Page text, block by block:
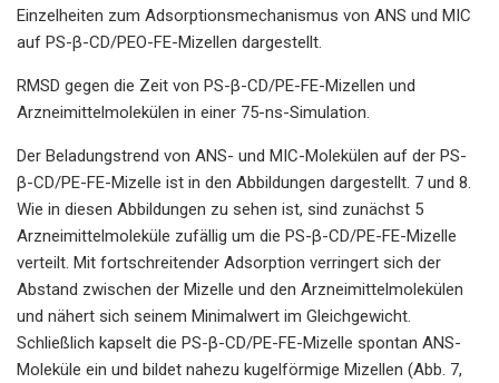
Einzelheiten zum Adsorptionsmechanismus von ANS und MIC
auf PS-β-CD/PEO-FE-Mizellen dargestellt.
RMSD gegen die Zeit von PS-β-CD/PE-FE-Mizellen und
Arzneimittelmolekülen in einer 75-ns-Simulation.
Der Beladungstrend von ANS- und MIC-Molekülen auf der PS-
β-CD/PE-FE-Mizelle ist in den Abbildungen dargestellt. 7 und 8.
Wie in diesen Abbildungen zu sehen ist, sind zunächst 5
Arzneimittelmoleküle zufällig um die PS-β-CD/PE-FE-Mizelle
verteilt. Mit fortschreitender Adsorption verringert sich der
Abstand zwischen der Mizelle und den Arzneimittelmolekülen
und nähert sich seinem Minimalwert im Gleichgewicht.
Schließlich kapselt die PS-β-CD/PE-FE-Mizelle spontan ANS-
Moleküle ein und bildet nahezu kugelförmige Mizellen (Abb. 7,